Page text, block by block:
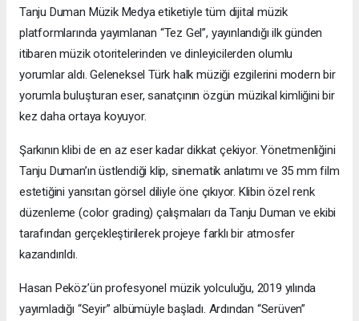
Tanju Duman Müzik Medya etiketiyle tüm dijital müzik
platformlarında yayımlanan “Tez Gel”, yayınlandığı ilk günden
itibaren müzik otoritelerinden ve dinleyicilerden olumlu
yorumlar aldı. Geleneksel Türk halk müziği ezgilerini modern bir
yorumla buluşturan eser, sanatçının özgün müzikal kimliğini bir
kez daha ortaya koyuyor.
Şarkının klibi de en az eser kadar dikkat çekiyor. Yönetmenliğini
Tanju Duman’ın üstlendiği klip, sinematik anlatımı ve 35 mm film
estetiğini yansıtan görsel diliyle öne çıkıyor. Klibin özel renk
düzenleme (color grading) çalışmaları da Tanju Duman ve ekibi
tarafından gerçekleştirilerek projeye farklı bir atmosfer
kazandırıldı.
Hasan Peköz’ün profesyonel müzik yolculuğu, 2019 yılında
yayımladığı “Seyir” albümüyle başladı. Ardından “Serüven”